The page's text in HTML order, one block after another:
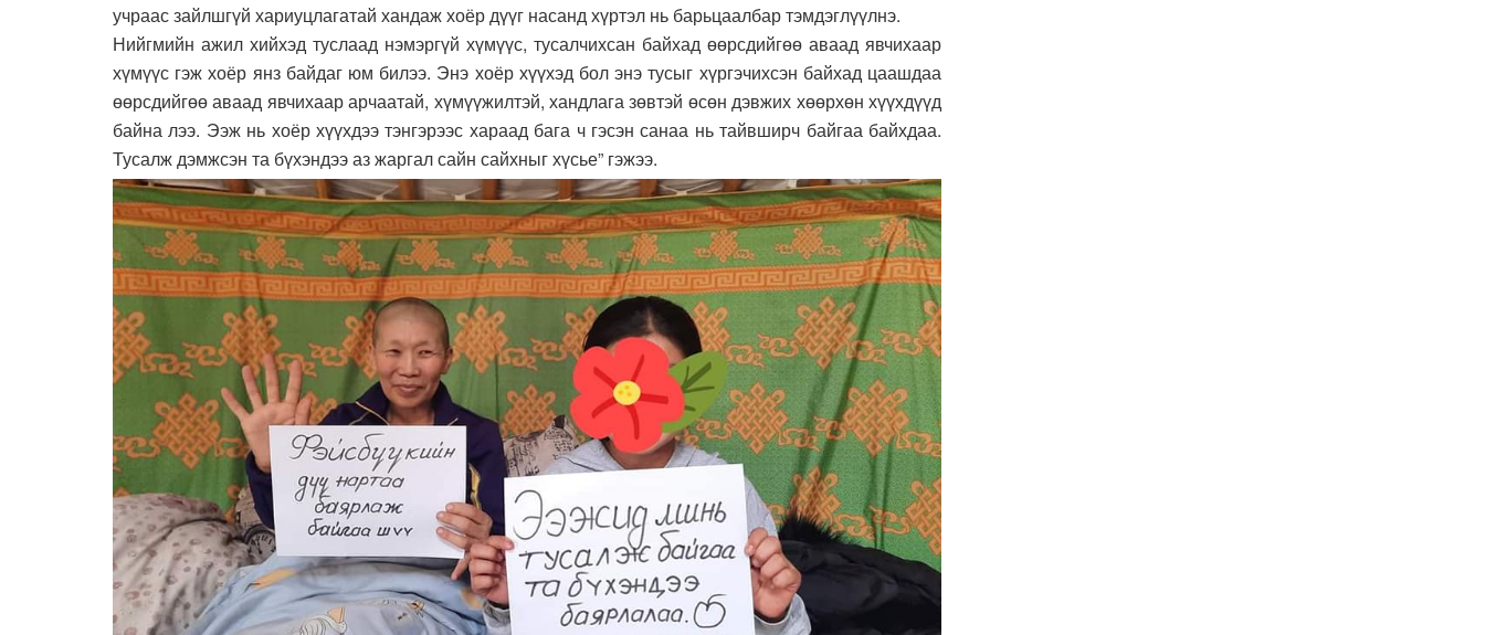
учраас зайлшгүй хариуцлагатай хандаж хоёр дүүг насанд хүртэл нь барьцаалбар тэмдэглүүлнэ.
Нийгмийн ажил хийхэд туслаад нэмэргүй хүмүүс, тусалчихсан байхад өөрсдийгөө аваад явчихаар
хүмүүс гэж хоёр янз байдаг юм билээ. Энэ хоёр хүүхэд бол энэ тусыг хүргэчихсэн байхад цаашдаа
өөрсдийгөө аваад явчихаар арчаатай, хүмүүжилтэй, хандлага зөвтэй өсөн дэвжих хөөрхөн хүүхдүүд
байна лээ. Ээж нь хоёр хүүхдээ тэнгэрээс хараад бага ч гэсэн санаа нь тайвширч байгаа байхдаа.
Тусалж дэмжсэн та бүхэндээ аз жаргал сайн сайхныг хүсье” гэжээ.